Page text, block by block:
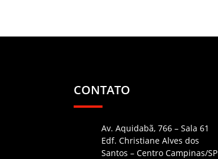
CONTATO
Av. Aquidabã, 766 – Sala 61
Edf. Christiane Alves dos
Santos – Centro Campinas/SP